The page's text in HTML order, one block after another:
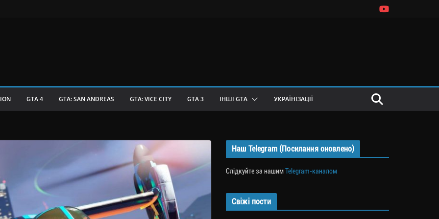
GTA 4 GTA: SAN ANDREAS GTA: VICE CITY GTA 3 ІНШІ GTA УКРАЇНІЗАЦІЇ
Наш Telegram (Посилання оновлено)
Слідкуйте за нашимTelegram-каналом
Свіжі пости